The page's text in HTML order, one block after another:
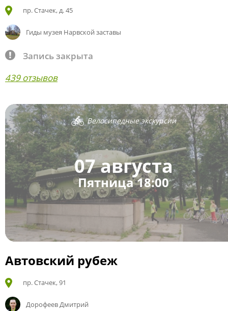
пр. Стачек, д. 45
Гиды музея Нарвской заставы
Запись закрыта
439 отзывов
Велосипедные экскурсии
07 августа
Пятница 18:00
Автовский рубеж
пр. Стачек, 91
Дорофеев Дмитрий